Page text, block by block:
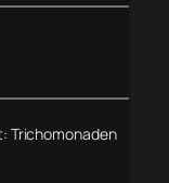
Trichomonaden